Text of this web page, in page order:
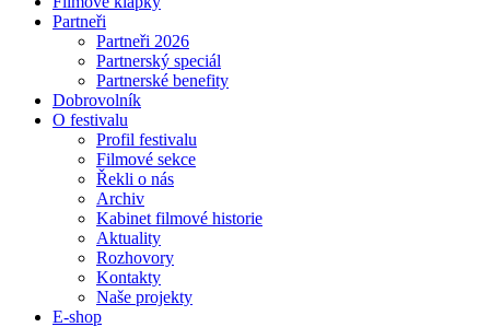
Partneři
Partneři 2026
Partnerský speciál
Partnerské benefity
Dobrovolník
O festivalu
Profil festivalu
Filmové sekce
Řekli o nás
Archiv
Kabinet filmové historie
Aktuality
Rozhovory
Kontakty
Naše projekty
E-shop